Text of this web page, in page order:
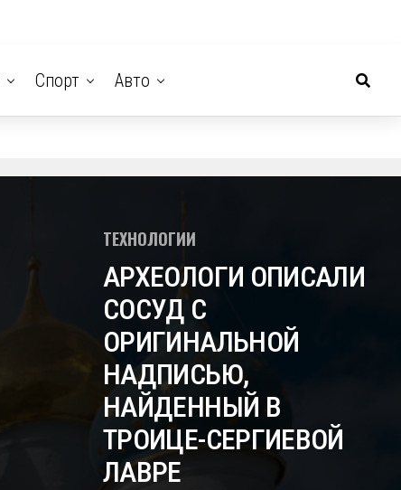
Спорт Авто
ТЕХНОЛОГИИ
АРХЕОЛОГИ ОПИСАЛИ
СОСУД С
ОРИГИНАЛЬНОЙ
НАДПИСЬЮ,
НАЙДЕННЫЙ В
ТРОИЦЕ-СЕРГИЕВОЙ
ЛАВРЕ